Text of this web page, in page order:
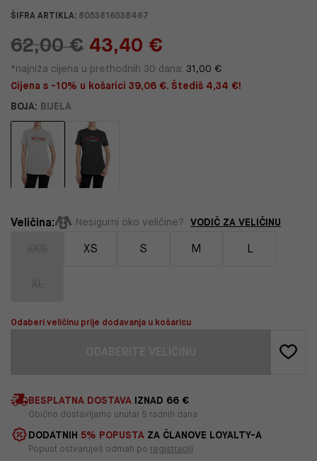
ŠIFRA ARTIKLA: 8053816538467
62,00 € 43,40 €
*najniža cijena u prethodnih 30 dana: 31,00 €
Cijena s -10% u košarici 39,06 €. Štediš 4,34 €!
BOJA: BIJELA
Veličina: Nesigurni oko veličine? VODIČ ZA VELIČINU
XS S M L
Odaberi veličinu prije dodavanja u košaricu
BESPLATNA DOSTAVA IZNAD 66 €
Obično dostavljamo unutar 5 radnih dana
DODATNIH 5% POPUSTA ZA ČLANOVE LOYALTY-A
Popust ostvaruješ odmah po registraciji